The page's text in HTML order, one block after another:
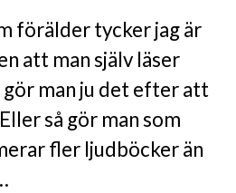
förälder tycker jag är
att man själv läser
man ju det efter att
så gör man som
fler ljudböcker än